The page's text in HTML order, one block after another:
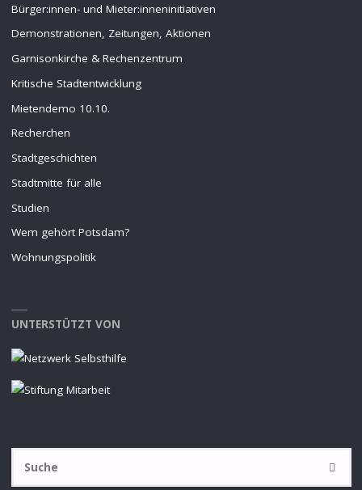
Bürger:innen- und Mieter:inneninitiativen
Demonstrationen, Zeitungen, Aktionen
Garnisonkirche & Rechenzentrum
Kritische Stadtentwicklung
Mietendemo 10.10.
Recherchen
Stadtgeschichten
Stadtmitte für alle
Studien
Wem gehört Potsdam?
Wohnungspolitik
UNTERSTÜTZT VON
SUCHE